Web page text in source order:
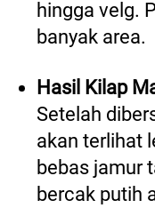
hingga velg.
banyak area.
Setelah
akan terlihat
bebas jamur
bercak putih